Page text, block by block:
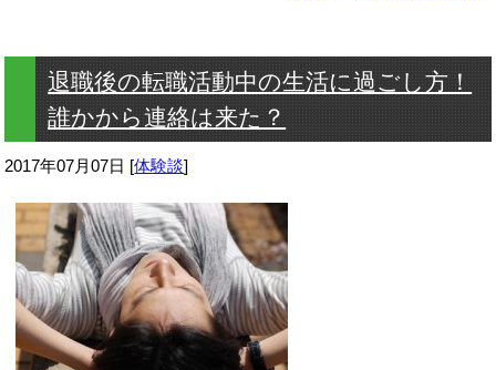
退職後の転職活動中の生活に過ごし方！
誰かから連絡は来た？
2017年07月07日 [体験談]